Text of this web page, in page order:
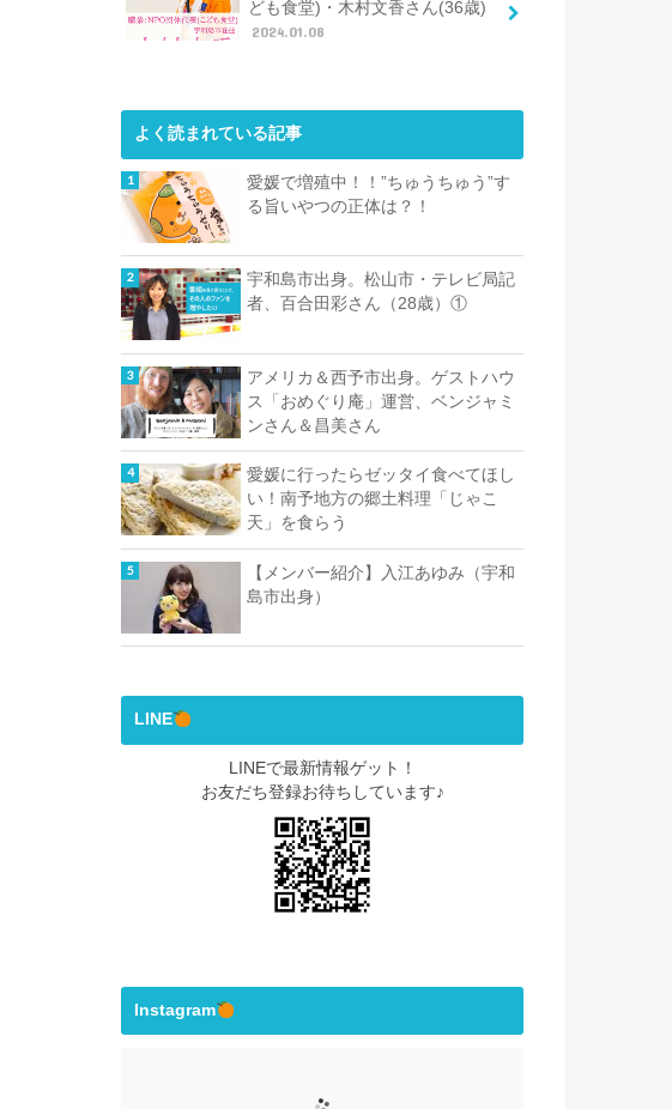
ども食堂)・木村文香さん(36歳)
2024.01.08
よく読まれている記事
愛媛で増殖中！！”ちゅうちゅう”す
る旨いやつの正体は？！
宇和島市出身。松山市・テレビ局記
者、百合田彩さん（28歳）①
アメリカ＆西予市出身。ゲストハウ
ス「おめぐり庵」運営、ベンジャミ
ンさん＆昌美さん
愛媛に行ったらゼッタイ食べてほし
い！南予地方の郷土料理「じゃこ
天」を食らう
【メンバー紹介】入江あゆみ（宇和
島市出身）
LINE
LINEで最新情報ゲット！
お友だち登録お待ちしています♪
Instagram